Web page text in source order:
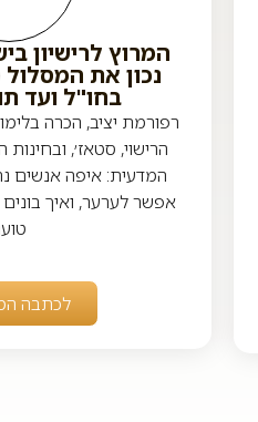
המרוץ לרישיון
נכון את
בחו"ל ועד
רפורמת יציב, הכרה
הרישוי, סטאז׳,
המדעית: איפה אנשים
אפשר לערער, ואיך
לכתבה